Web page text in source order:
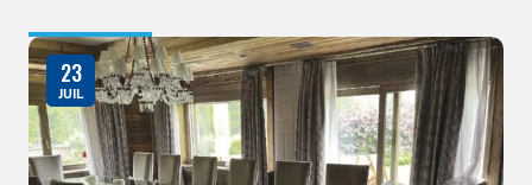
23
JUIL